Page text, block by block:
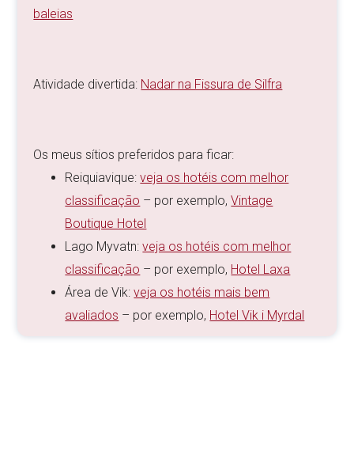
baleias
Atividade divertida: Nadar na Fissura de Silfra
Os meus sítios preferidos para ficar:
Reiquiavique:veja os hotéis com melhor
classificação – por exemplo,Vintage
Boutique Hotel
Lago Myvatn:veja os hotéis com melhor
classificação – por exemplo, Hotel Laxa
Área de Vik:veja os hotéis mais bem
avaliados – por exemplo, Hotel Vik i Myrdal